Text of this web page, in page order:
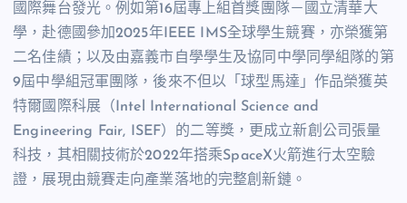
國際舞台發光。例如第16屆專上組首獎團隊－國立清華大
學，赴德國參加2025年IEEE IMS全球學生競賽，亦榮獲第
二名佳績；以及由嘉義市自學學生及協同中學同學組隊的第
9屆中學組冠軍團隊，後來不但以「球型馬達」作品榮獲英
特爾國際科展（Intel International Science and
Engineering Fair, ISEF）的二等獎，更成立新創公司張量
科技，其相關技術於2022年搭乘SpaceX火箭進行太空驗
證，展現由競賽走向產業落地的完整創新鏈。